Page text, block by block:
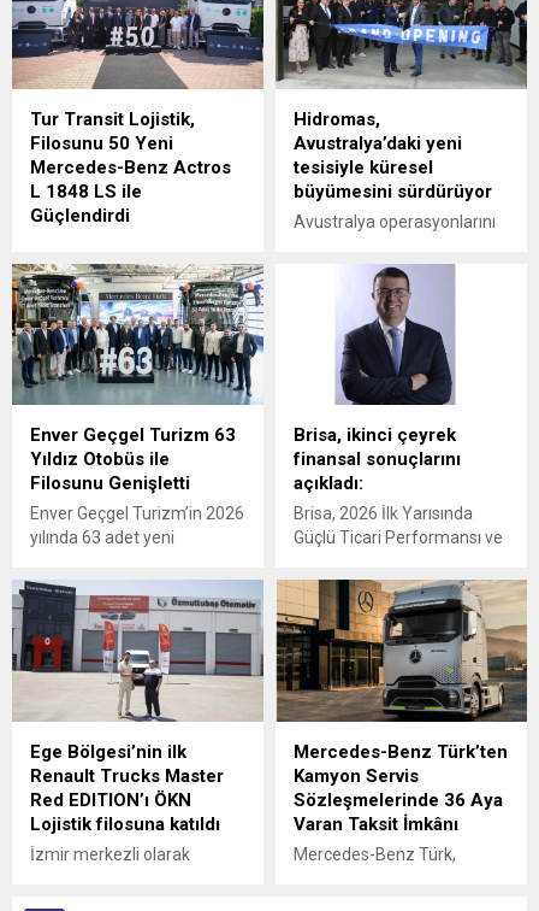
Tur Transit Lojistik,
Filosunu 50 Yeni
Mercedes-Benz Actros
L 1848 LS ile
Güçlendirdi
yılından bu yana uluslararası
lojistik alanında faaliyet
gösteren Tur Transit
Lojistik’e 50 adet Mercedes-
Benz Actros L 1848 LS
teslimatı gerçekleştirdi.
Hidromas,
Avustralya’daki yeni
tesisiyle küresel
büyümesini sürdürüyor
Avustralya operasyonlarını
Epping'deki yeni tesisinin
açılışıyla güçlendiren
Hidromas, küresel çapta
genişlemeye devam ediyor.
Enver Geçgel Turizm 63
Yıldız Otobüs ile
Filosunu Genişletti
Enver Geçgel Turizm’in 2026
yılında 63 adet yeni
yatırımı ile, şirketin
filosundaki Mercedes-Benz
araçların oranı yüzde 83’e
ulaştı.
Brisa, ikinci çeyrek
finansal sonuçlarını
açıkladı:
Brisa, 2026 İlk Yarısında
Güçlü Ticari Performansı ve
Finansal Görünümünü
Güçlendirdi
Ege Bölgesi’nin ilk
Renault Trucks Master
Red EDITION’ı ÖKN
Lojistik filosuna katıldı
İzmir merkezli olarak
Mercedes-Benz Türk’ten
Kamyon Servis
Sözleşmelerinde 36 Aya
Varan Taksit İmkânı
Mercedes-Benz Türk,